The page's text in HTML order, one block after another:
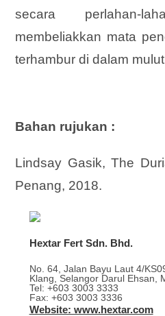
secara perlahan-
membeliakkan mata
terhambur di dalam
Bahan rujukan :
Lindsay Gasik, The
Penang, 2018.
Hextar Fert Sdn. Bhd.
No. 64, Jalan Bayu Laut 4/
Klang, Selangor Darul Ehsan,
Tel: +603 3003 3333
Fax: +603 3003 3336
Website: www.hextar.com